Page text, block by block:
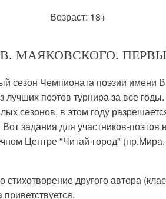
Возраст: 18+
МАЯКОВСКОГО.
сезон Чемпионата поэзии имени
поэтов турнира за все
сезонов, в этом году
задания для участников-
Центре "Читай-город"
другого автора